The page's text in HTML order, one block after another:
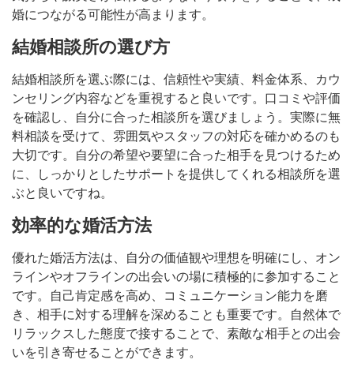
婚につながる可能性が高まります。
結婚相談所の選び方
結婚相談所を選ぶ際には、信頼性や実績、料金体系、カウ
ンセリング内容などを重視すると良いです。口コミや評価
を確認し、自分に合った相談所を選びましょう。実際に無
料相談を受けて、雰囲気やスタッフの対応を確かめるのも
大切です。自分の希望や要望に合った相手を見つけるため
に、しっかりとしたサポートを提供してくれる相談所を選
ぶと良いですね。
効率的な婚活方法
優れた婚活方法は、自分の価値観や理想を明確にし、オン
ラインやオフラインの出会いの場に積極的に参加すること
です。自己肯定感を高め、コミュニケーション能力を磨
き、相手に対する理解を深めることも重要です。自然体で
リラックスした態度で接することで、素敵な相手との出会
いを引き寄せることができます。